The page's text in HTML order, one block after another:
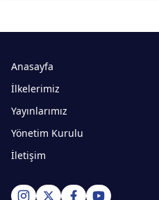
Anasayfa
İlkelerimiz
Yayınlarımız
Yönetim Kurulu
İletişim